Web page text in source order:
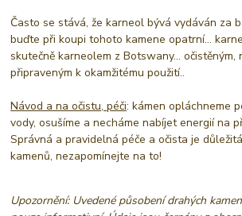
Často se stává, že karneol bývá vydáván za
buďte při koupi tohoto kamene opatrní…
skutečně karneolem z Botswany… očistěným,
připraveným k okamžitému použití..
Návod a na očistu, péči: kámen opláchneme
vody, osušíme a necháme nabíjet energií na
Správná a pravidelná péče a očista je
kamenů, nezapomínejte na to!
Upozornění: Uvedené působení drahých